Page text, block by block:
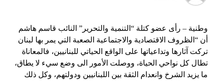
وطنية – رأى عضو كتلة “التنمية والتحرير” النائب قاسم هاشم
أن “الظروف الاقتصادية والاجتماعية الصعبة التي يمر بها لبنان
تركت آثارها وتداعياتها على الواقع الحياتي للبنانيين، فالمعاناة
تطال كل نواحي الحياة، ووصلت الأمور الى وضع سيء لا يطاق،
ما يزيد الشرخ وانعدام الثقة بين اللبنانيين ودولتهم، وكل ذلك